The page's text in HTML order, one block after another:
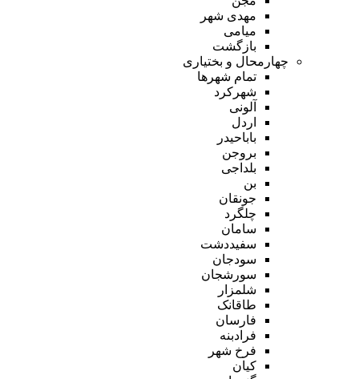
مهدی شهر
میامی
بازگشت
چهارمحال و بختیاری
تمام شهر‌ها
شهرکرد
آلونی
اردل
باباحیدر
بروجن
بلداجی
بن
جونقان
چلگرد
سامان
سفیددشت
سودجان
سورشجان
شلمزار
طاقانک
فارسان
فرادبنه
فرخ شهر
کیان